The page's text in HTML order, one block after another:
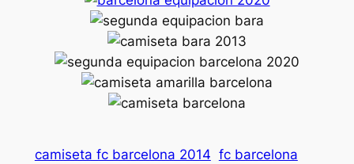
camiseta fc barcelona 2014 fc barcelona